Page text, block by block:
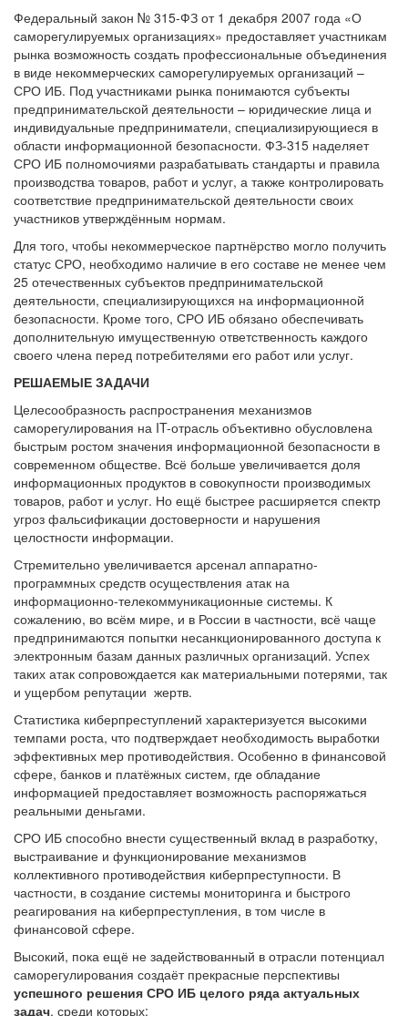
Федеральный закон № 315-ФЗ от 1 декабря 2007 года «О
саморегулируемых организациях» предоставляет участникам
рынка возможность создать профессиональные объединения
в виде некоммерческих саморегулируемых организаций –
СРО ИБ. Под участниками рынка понимаются субъекты
предпринимательской деятельности – юридические лица и
индивидуальные предприниматели, специализирующиеся в
области информационной безопасности. ФЗ-315 наделяет
СРО ИБ полномочиями разрабатывать стандарты и правила
производства товаров, работ и услуг, а также контролировать
соответствие предпринимательской деятельности своих
участников утверждённым нормам.
Для того, чтобы некоммерческое партнёрство могло получить
статус СРО, необходимо наличие в его составе не менее чем
25 отечественных субъектов предпринимательской
деятельности, специализирующихся на информационной
безопасности. Кроме того, СРО ИБ обязано обеспечивать
дополнительную имущественную ответственность каждого
своего члена перед потребителями его работ или услуг.
РЕШАЕМЫЕ ЗАДАЧИ
Целесообразность распространения механизмов
саморегулирования на IT-отрасль объективно обусловлена
быстрым ростом значения информационной безопасности в
современном обществе. Всё больше увеличивается доля
информационных продуктов в совокупности производимых
товаров, работ и услуг. Но ещё быстрее расширяется спектр
угроз фальсификации достоверности и нарушения
целостности информации.
Стремительно увеличивается арсенал аппаратно-
программных средств осуществления атак на
информационно-телекоммуникационные системы. К
сожалению, во всём мире, и в России в частности, всё чаще
предпринимаются попытки несанкционированного доступа к
электронным базам данных различных организаций. Успех
таких атак сопровождается как материальными потерями, так
и ущербом репутации жертв.
Статистика киберпреступлений характеризуется высокими
темпами роста, что подтверждает необходимость выработки
эффективных мер противодействия. Особенно в финансовой
сфере, банков и платёжных систем, где обладание
информацией предоставляет возможность распоряжаться
реальными деньгами.
СРО ИБ способно внести существенный вклад в разработку,
выстраивание и функционирование механизмов
коллективного противодействия киберпреступности. В
частности, в создание системы мониторинга и быстрого
реагирования на киберпреступления, в том числе в
финансовой сфере.
Высокий, пока ещё не задействованный в отрасли потенциал
саморегулирования создаёт прекрасные перспективы
успешного решения СРО ИБ целого ряда актуальных
задач, среди которых: